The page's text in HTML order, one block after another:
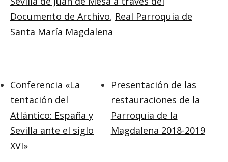
Documento de Archivo, Real Parroquia de
Santa María Magdalena
Conferencia «La
tentación del
Atlántico: España y
Sevilla ante el siglo
XVI»
Presentación de las
restauraciones de la
Parroquia de la
Magdalena 2018-2019